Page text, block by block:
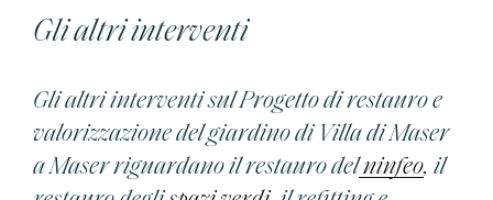
antichi, e di piante officinali; anche il boschetto
Gli altri interventi
Gli altri interventi sul Progetto di restauro e
valorizzazione del giardino di Villa di Maser
a Maser riguardano il restauro delninfeo, il